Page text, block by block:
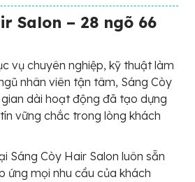
Salon – 28 ngõ 66
vụ chuyên nghiệp, kỹ thuật làm
nhân viên tận tâm, Sáng Còy
dài hoạt động đã tạo dựng
vững chắc trong lòng khách
Sáng Còy Hair Salon luôn sẵn
ứng mọi nhu cầu của khách